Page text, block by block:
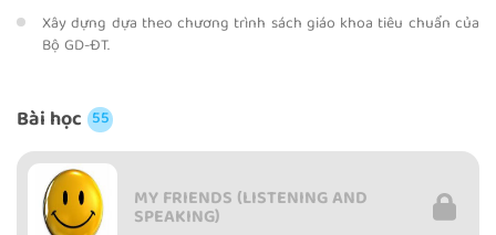
Xây dựng dựa theo chương trình sách giáo khoa tiêu chuẩn của
Bộ GD-ĐT.
Bài học 55
MY FRIENDS (LISTENING AND
SPEAKING)